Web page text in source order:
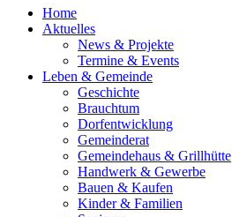
Home
Aktuelles
News & Projekte
Termine & Events
Leben & Gemeinde
Geschichte
Brauchtum
Dorfentwicklung
Gemeinderat
Gemeindehaus & Grillhütte
Handwerk & Gewerbe
Bauen & Kaufen
Kinder & Familien